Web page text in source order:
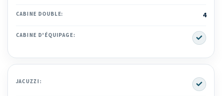
CABINE DOUBLE: 4
CABINE D'ÉQUIPAGE: Yes
JACUZZI: Yes